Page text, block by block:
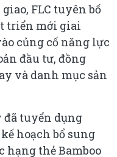
FLC tuyên bố
triển mới giai
củng cố năng lực
đầu tư, đồng
và danh mục sản
đã tuyển dụng
hoạch bổ sung
hạng thẻ Bamboo